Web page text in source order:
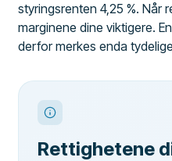
styringsrenten 4,25 %. Når
marginene dine viktigere.
derfor merkes enda
Rettighetene